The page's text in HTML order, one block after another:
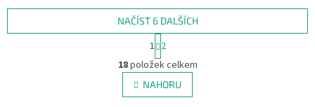
gurmánských pochoutek. Obsah
80g.
O
v
l
á
NAČÍST 6 DALŠÍCH
S
t
r
á
n
k
1 2
18položek celkem
NAHORU